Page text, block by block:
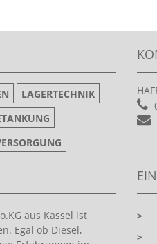
LAGERTECHNIK
aus Kassel ist
Egal ob Diesel,
>
>